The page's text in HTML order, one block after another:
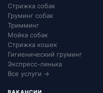
Стрижка собак
Груминг собак
Тримминг
Мойка собак
Стрижка кошек
Гигиенический груминг
Экспресс-линька
Все услуги →